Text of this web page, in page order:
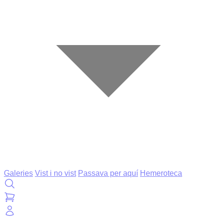
Galeries Vist i no vist Passava per aquí Hemeroteca